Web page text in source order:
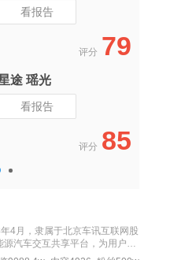
看报告
评分 80
迪 奥迪Q2L
看报告
评分 68
4月，隶属于北京车讯互联网股
源汽车交互共享平台，为用户提
、用车等全生命周期的全面、准